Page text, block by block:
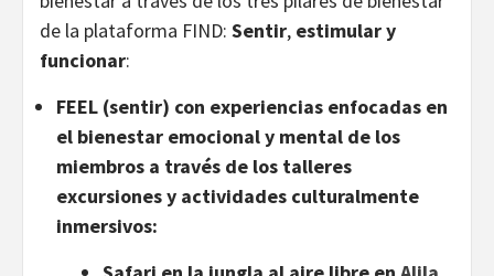
de la plataforma FIND: Sentir, estimulary
funcionar:
FEEL (sentir) con experiencias enfocadas en
el bienestar emocional y mental de los
miembros a través de los talleres
excursiones y actividades culturalmente
inmersivos: